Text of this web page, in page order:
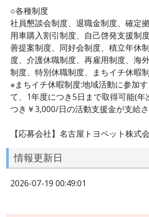
○各種制度
社員懇談会制度、退職金制度、確定
用車購入割引制度、自己啓発支援制
善提案制度、同好会制度、積立年休
度、介護休職制度、再雇用制度、海
制度、特別休職制度、まちイチ休暇
※まちイチ休暇制度:地域活動に参加
て、1年度につき5日まで取得可能(年
つき￥3,000/日の活動支援金が支給さ
【応募会社】名古屋トヨペット株式
情報更新日
2026-07-19 00:49:01